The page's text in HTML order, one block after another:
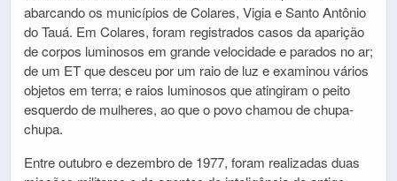
abarcando os municípios de Colares, Vigia e Santo Antônio
do Tauá. Em Colares, foram registrados casos da aparição
de corpos luminosos em grande velocidade e parados no ar;
de um ET que desceu por um raio de luz e examinou vários
objetos em terra; e raios luminosos que atingiram o peito
esquerdo de mulheres, ao que o povo chamou de chupa-
chupa.
Entre outubro e dezembro de 1977, foram realizadas duas